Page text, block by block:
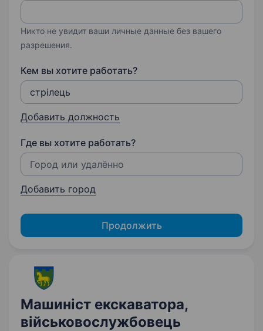
Никто не увидит ваши личные данные без вашего
разрешения.
Кем вы хотите работать?
Добавить должность
Где вы хотите работать?
Добавить город
Продолжить
Машиніст екскаватора,
військовослужбовець